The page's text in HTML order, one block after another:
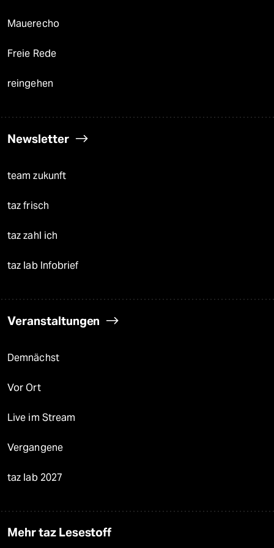
Mauerecho
Freie Rede
reingehen
Newsletter
team zukunft
taz frisch
taz zahl ich
taz lab Infobrief
Veranstaltungen
Demnächst
Vor Ort
Live im Stream
Vergangene
taz lab 2027
Mehr taz Lesestoff